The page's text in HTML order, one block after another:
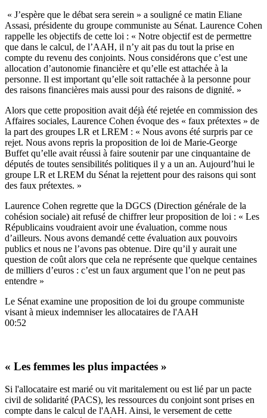
« J’espère que le débat sera serein » a souligné ce matin Eliane
Assasi, présidente du groupe communiste au Sénat. Laurence Cohen
rappelle les objectifs de cette loi : « Notre objectif est de permettre
que dans le calcul, de l’AAH, il n’y ait pas du tout la prise en
compte du revenu des conjoints. Nous considérons que c’est une
allocation d’autonomie financière et qu’elle est attachée à la
personne. Il est important qu’elle soit rattachée à la personne pour
des raisons financières mais aussi pour des raisons de dignité. »
Alors que cette proposition avait déjà été rejetée en commission des
Affaires sociales, Laurence Cohen évoque des « faux prétextes » de
la part des groupes LR et LREM : « Nous avons été surpris par ce
rejet. Nous avons repris la proposition de loi de Marie-George
Buffet qu’elle avait réussi à faire soutenir par une cinquantaine de
députés de toutes sensibilités politiques il y a un an. Aujourd’hui le
groupe LR et LREM du Sénat la rejettent pour des raisons qui sont
des faux prétextes. »
Laurence Cohen regrette que la DGCS (Direction générale de la
cohésion sociale) ait refusé de chiffrer leur proposition de loi : « Les
Républicains voudraient avoir une évaluation, comme nous
d’ailleurs. Nous avons demandé cette évaluation aux pouvoirs
publics et nous ne l’avons pas obtenue. Dire qu’il y aurait une
question de coût alors que cela ne représente que quelque centaines
de milliers d’euros : c’est un faux argument que l’on ne peut pas
entendre »
Le Sénat examine une proposition de loi du groupe communiste
visant à mieux indemniser les allocataires de l'AAH
00:52
« Les femmes les plus impactées »
Si l'allocataire est marié ou vit maritalement ou est lié par un pacte
civil de solidarité (PACS), les ressources du conjoint sont prises en
compte dans le calcul de l'AAH. Ainsi, le versement de cette